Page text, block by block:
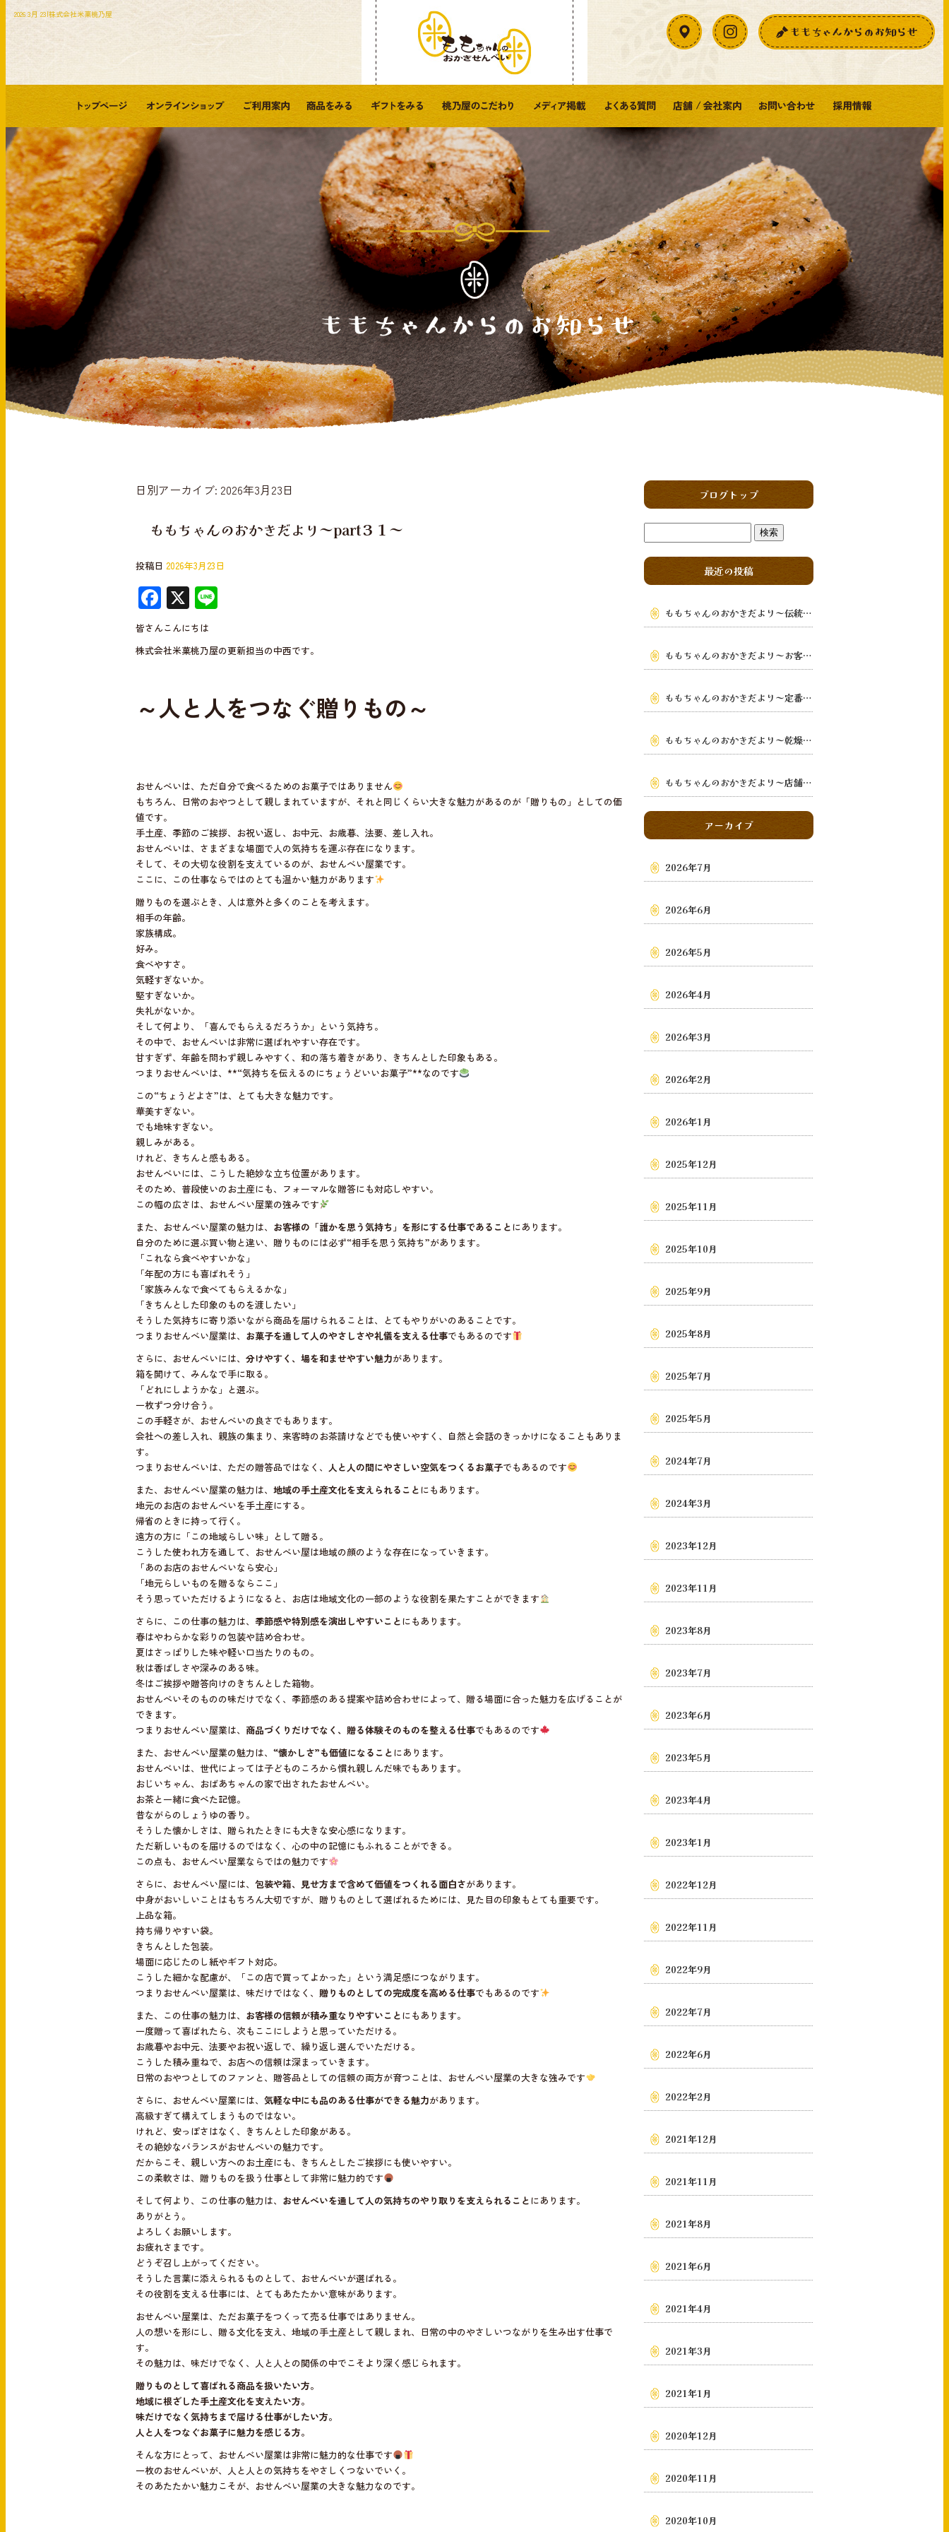
2026 3月 23|株式会社米菓桃乃屋
日別アーカイブ: 2026年3月23日
ももちゃんのおかきだより～part３１～
投稿日 2026年3月23日
F
ac
e
b
o
X
e
皆さんこんにちは
株式会社米菓桃乃屋の更新担当の中西です。
～人と人をつなぐ贈りもの～
おせんべいは、ただ自分で食べるためのお菓子ではありません
もちろん、日常のおやつとして親しまれていますが、それと同じくらい大きな魅力があるのが「贈りもの」としての価
値です。
手土産、季節のご挨拶、お祝い返し、お中元、お歳暮、法要、差し入れ。
おせんべいは、さまざまな場面で人の気持ちを運ぶ存在になります。
そして、その大切な役割を支えているのが、おせんべい屋業です。
ここに、この仕事ならではのとても温かい魅力があります
贈りものを選ぶとき、人は意外と多くのことを考えます。
相手の年齢。
家族構成。
好み。
食べやすさ。
気軽すぎないか。
堅すぎないか。
失礼がないか。
そして何より、「喜んでもらえるだろうか」という気持ち。
その中で、おせんべいは非常に選ばれやすい存在です。
甘すぎず、年齢を問わず親しみやすく、和の落ち着きがあり、きちんとした印象もある。
つまりおせんべいは、**“気持ちを伝えるのにちょうどいいお菓子”**なのです
この“ちょうどよさ”は、とても大きな魅力です。
華美すぎない。
でも地味すぎない。
親しみがある。
けれど、きちんと感もある。
おせんべいには、こうした絶妙な立ち位置があります。
そのため、普段使いのお土産にも、フォーマルな贈答にも対応しやすい。
この幅の広さは、おせんべい屋業の強みです
また、おせんべい屋業の魅力は、 お客様の「誰かを思う気持ち」を形にする仕事であることにあります。
自分のために選ぶ買い物と違い、贈りものには必ず“相手を思う気持ち”があります。
「これなら食べやすいかな」
「年配の方にも喜ばれそう」
「家族みんなで食べてもらえるかな」
「きちんとした印象のものを渡したい」
そうした気持ちに寄り添いながら商品を届けられることは、とてもやりがいのあることです。
つまりおせんべい屋業は、 お菓子を通して人のやさしさや礼儀を支える仕事でもあるのです
さらに、おせんべいには、 分けやすく、場を和ませやすい魅力があります。
箱を開けて、みんなで手に取る。
「どれにしようかな」と選ぶ。
一枚ずつ分け合う。
この手軽さが、おせんべいの良さでもあります。
会社への差し入れ、親族の集まり、来客時のお茶請けなどでも使いやすく、自然と会話のきっかけになることもありま
す。
つまりおせんべいは、ただの贈答品ではなく、 人と人の間にやさしい空気をつくるお菓子でもあるのです
また、おせんべい屋業の魅力は、 地域の手土産文化を支えられることにもあります。
地元のお店のおせんべいを手土産にする。
帰省のときに持って行く。
遠方の方に「この地域らしい味」として贈る。
こうした使われ方を通して、おせんべい屋は地域の顔のような存在になっていきます。
「あのお店のおせんべいなら安心」
「地元らしいものを贈るならここ」
そう思っていただけるようになると、お店は地域文化の一部のような役割を果たすことができます
さらに、この仕事の魅力は、 季節感や特別感を演出しやすいことにもあります。
春はやわらかな彩りの包装や詰め合わせ。
夏はさっぱりした味や軽い口当たりのもの。
秋は香ばしさや深みのある味。
冬はご挨拶や贈答向けのきちんとした箱物。
おせんべいそのものの味だけでなく、季節感のある提案や詰め合わせによって、贈る場面に合った魅力を広げることが
できます。
つまりおせんべい屋業は、 商品づくりだけでなく、贈る体験そのものを整える仕事でもあるのです
また、おせんべい屋業の魅力は、 “懐かしさ”も価値になることにあります。
おせんべいは、世代によっては子どものころから慣れ親しんだ味でもあります。
おじいちゃん、おばあちゃんの家で出されたおせんべい。
お茶と一緒に食べた記憶。
昔ながらのしょうゆの香り。
そうした懐かしさは、贈られたときにも大きな安心感になります。
ただ新しいものを届けるのではなく、心の中の記憶にもふれることができる。
この点も、おせんべい屋業ならではの魅力です
さらに、おせんべい屋には、 包装や箱、見せ方まで含めて価値をつくれる面白さがあります。
中身がおいしいことはもちろん大切ですが、贈りものとして選ばれるためには、見た目の印象もとても重要です。
上品な箱。
持ち帰りやすい袋。
きちんとした包装。
場面に応じたのし紙やギフト対応。
こうした細かな配慮が、「この店で買ってよかった」という満足感につながります。
つまりおせんべい屋業は、味だけではなく、 贈りものとしての完成度を高める仕事でもあるのです
また、この仕事の魅力は、 お客様の信頼が積み重なりやすいことにもあります。
一度贈って喜ばれたら、次もここにしようと思っていただける。
お歳暮やお中元、法要やお祝い返しで、繰り返し選んでいただける。
こうした積み重ねで、お店への信頼は深まっていきます。
日常のおやつとしてのファンと、贈答品としての信頼の両方が育つことは、おせんべい屋業の大きな強みです
さらに、おせんべい屋業には、 気軽な中にも品のある仕事ができる魅力があります。
高級すぎて構えてしまうものではない。
けれど、安っぽさはなく、きちんとした印象がある。
その絶妙なバランスがおせんべいの魅力です。
だからこそ、親しい方へのお土産にも、きちんとしたご挨拶にも使いやすい。
この柔軟さは、贈りものを扱う仕事として非常に魅力的です
そして何より、この仕事の魅力は、 おせんべいを通して人の気持ちのやり取りを支えられることにあります。
ありがとう。
よろしくお願いします。
お疲れさまです。
どうぞ召し上がってください。
そうした言葉に添えられるものとして、おせんべいが選ばれる。
その役割を支える仕事には、とてもあたたかい意味があります。
おせんべい屋業は、ただお菓子をつくって売る仕事ではありません。
人の想いを形にし、贈る文化を支え、地域の手土産として親しまれ、日常の中のやさしいつながりを生み出す仕事で
す。
その魅力は、味だけでなく、人と人との関係の中でこそより深く感じられます。
贈りものとして喜ばれる商品を扱いたい方。
地域に根ざした手土産文化を支えたい方。
味だけでなく気持ちまで届ける仕事がしたい方。
人と人をつなぐお菓子に魅力を感じる方。
そんな方にとって、おせんべい屋業は非常に魅力的な仕事です
一枚のおせんべいが、人と人との気持ちをやさしくつないでいく。
そのあたたかい魅力こそが、おせんべい屋業の大きな魅力なのです。
ブログトップ
最近の投稿
ももちゃんのおかきだより～伝統の味を次の世代へ～
ももちゃんのおかきだより～お客様の手元まで～
ももちゃんのおかきだより～定番から季節限定まで～
ももちゃんのおかきだより～乾燥・鉄板手焼き
ももちゃんのおかきだより～店舗・通販・地域～
アーカイブ
2026年7月
2026年6月
2026年5月
2026年4月
2026年3月
2026年2月
2026年1月
2025年12月
2025年11月
2025年10月
2025年9月
2025年8月
2025年7月
2025年5月
2024年7月
2024年3月
2023年12月
2023年11月
2023年8月
2023年7月
2023年6月
2023年5月
2023年4月
2023年1月
2022年12月
2022年11月
2022年9月
2022年7月
2022年6月
2022年2月
2021年12月
2021年11月
2021年8月
2021年6月
2021年4月
2021年3月
2021年1月
2020年12月
2020年11月
2020年10月